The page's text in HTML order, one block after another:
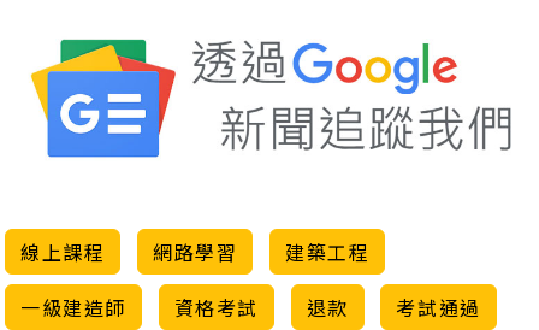
線上課程 網路學習
建築工程
一級建造師
資格考試 退款
考試通過